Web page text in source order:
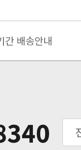
간 배송안내
내
송업무 안내
습니다.